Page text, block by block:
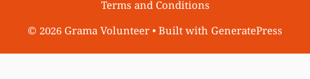
Terms and Conditions
© 2026 Grama Volunteer • Built with GeneratePress